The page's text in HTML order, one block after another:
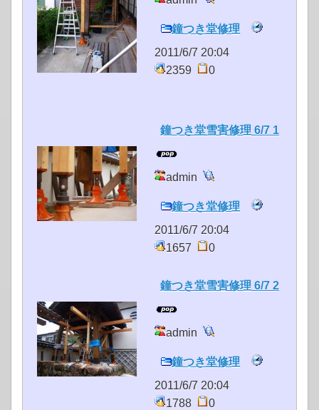
鐘つき堂修理
2011/6/7 20:04
2359
0
鐘つき堂雪害修理 6/7 1
admin
鐘つき堂修理
2011/6/7 20:04
1657
0
鐘つき堂雪害修理 6/7 2
admin
鐘つき堂修理
2011/6/7 20:04
1788
0